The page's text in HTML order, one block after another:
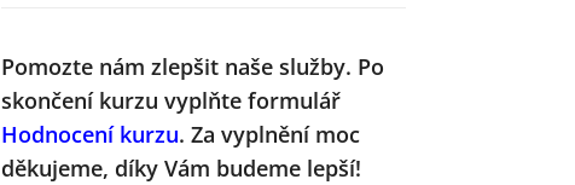
Pomozte nám zlepšit naše služby. Po
skončení kurzu vyplňte formulář
Hodnocení kurzu. Za vyplnění moc
děkujeme, díky Vám budeme lepší!